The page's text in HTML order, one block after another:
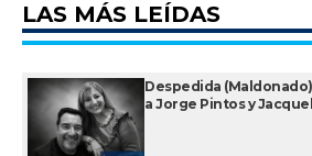
LAS MÁS LEÍDAS
Despedida
a Jorge Pintos y